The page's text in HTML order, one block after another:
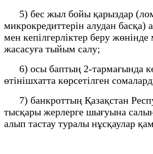
5) бес жыл бойы қарыздар
микрокредиттерін алудан басқа)
мен кепілгерліктер беру жөнінде
жасасуға тыйым салу;
6) осы баптың 2-тармағында
өтінішхатта көрсетілген
7) банкроттың Қазақстан
тысқары жерлерге шығуына
алып тастау туралы нұсқаулар